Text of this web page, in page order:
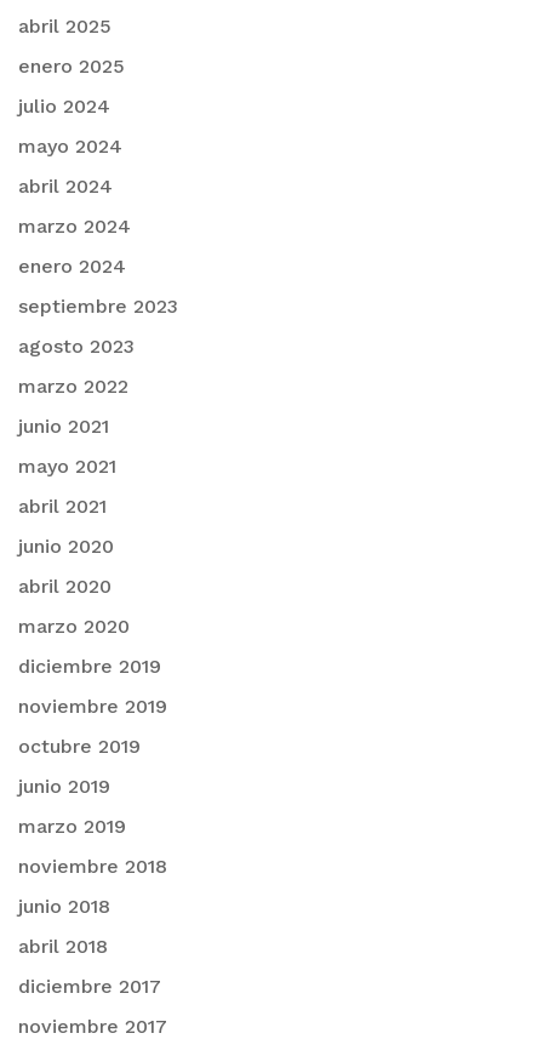
abril 2025
enero 2025
julio 2024
mayo 2024
abril 2024
marzo 2024
enero 2024
septiembre 2023
agosto 2023
marzo 2022
junio 2021
mayo 2021
abril 2021
junio 2020
abril 2020
marzo 2020
diciembre 2019
noviembre 2019
octubre 2019
junio 2019
marzo 2019
noviembre 2018
junio 2018
abril 2018
diciembre 2017
noviembre 2017